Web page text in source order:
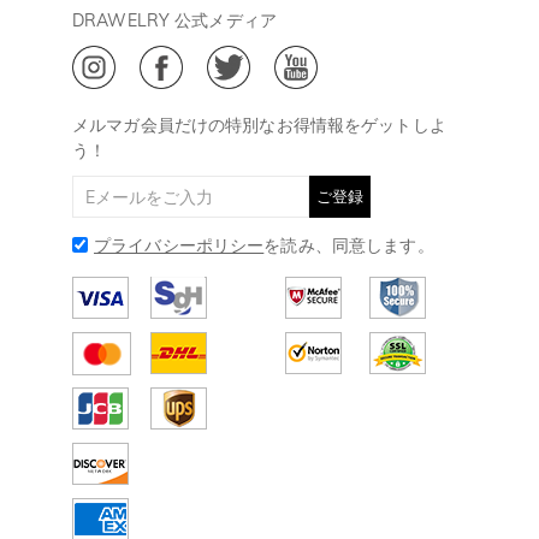
ご利用規約
ご特定商取引法に基づく表示
ジュエリーお手入れ
Drawelry Blog
会員・ポイントについて
メルマガ会員だけの特別なお得情報をゲットしよ
う！
ご登録
プライバシーポリシーを読み、同意します。
DRAWELRY 公式メディア